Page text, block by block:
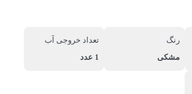
رنگ
مشکی
تعداد خروجی آب
1 عدد